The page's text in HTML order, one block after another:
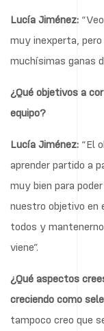
Lucía Jiménez:
muy inexperta,
muchísimas ganas
¿Qué objetivos a
equipo?
Lucía Jiménez: “El
aprender partido a
muy bien para
nuestro objetivo en
todos y
viene”.
¿Qué aspectos
creciendo como
tampoco creo que